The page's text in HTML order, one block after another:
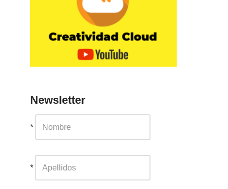
Newsletter
*
*